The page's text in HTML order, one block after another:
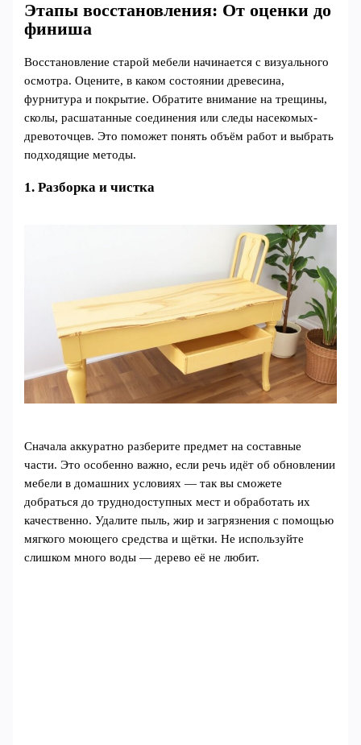
Этапы восстановления: От оценки до
финиша
Восстановление старой мебели начинается с визуального
осмотра. Оцените, в каком состоянии древесина,
фурнитура и покрытие. Обратите внимание на трещины,
сколы, расшатанные соединения или следы насекомых-
древоточцев. Это поможет понять объём работ и выбрать
подходящие методы.
1. Разборка и чистка
Сначала аккуратно разберите предмет на составные
части. Это особенно важно, если речь идёт об обновлении
мебели в домашних условиях — так вы сможете
добраться до труднодоступных мест и обработать их
качественно. Удалите пыль, жир и загрязнения с помощью
мягкого моющего средства и щётки. Не используйте
слишком много воды — дерево её не любит.